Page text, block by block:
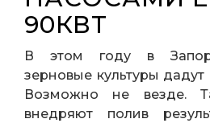
90КВТ
В этом году в
зерновые культуры
Возможно не везде.
внедряют полив